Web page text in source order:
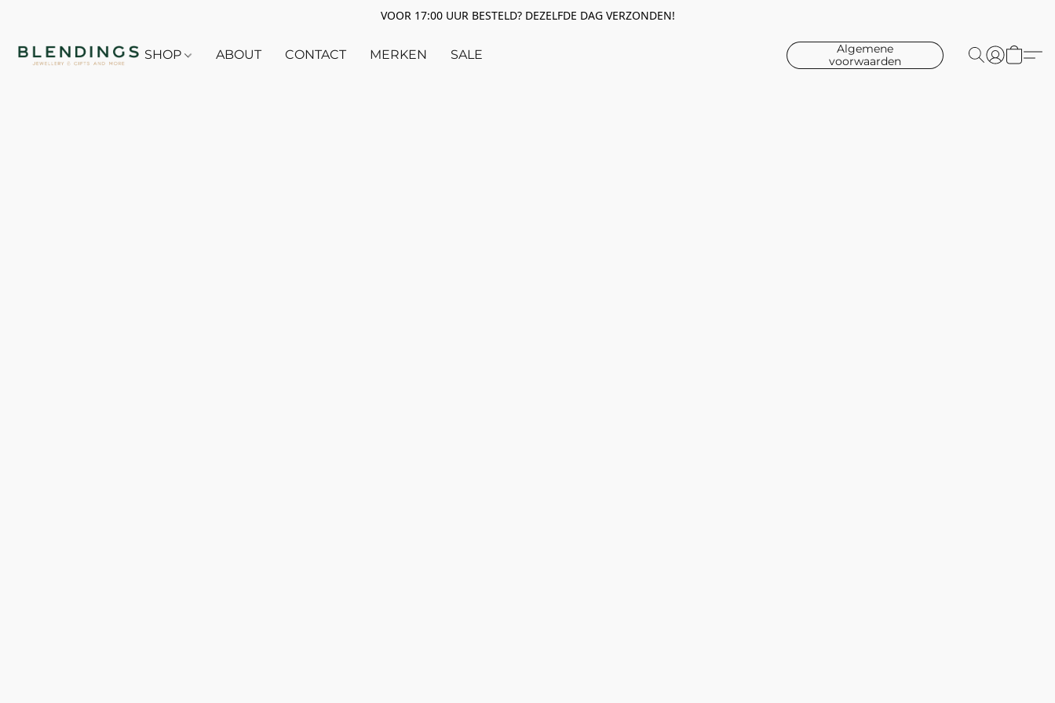
VOOR 17:00 UUR BESTELD? DEZELFDE DAG VERZONDEN!
SHOP ABOUT CONTACT MERKEN SALE
Algemene
voorwaarden